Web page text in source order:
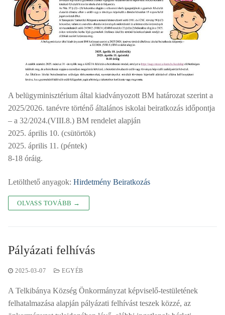
A belügyminisztérium által kiadványozott BM határozat szerint a
2025/2026. tanévre történő általános iskolai beiratkozás időpontja
– a 32/2024.(VIII.8.) BM rendelet alapján
2025. április 10. (csütörtök)
2025. április 11. (péntek)
8-18 óráig.
Letölthető anyagok: Hirdetmény Beiratkozás
OLVASS TOVÁBB →
Pályázati felhívás
2025-03-07 EGYÉB
A Telkibánya Község Önkormányzat képviselő-testületének
felhatalmazása alapján pályázati felhívást teszek közzé, az